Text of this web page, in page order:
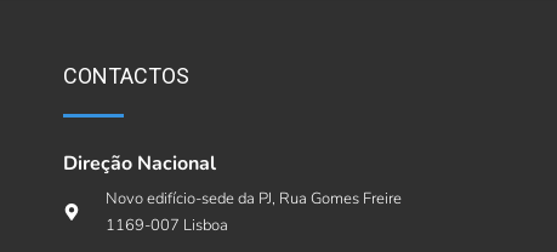
CONTACTOS
Direção Nacional
Novo edifício-sede da PJ, Rua Gomes Freire
1169-007 Lisboa